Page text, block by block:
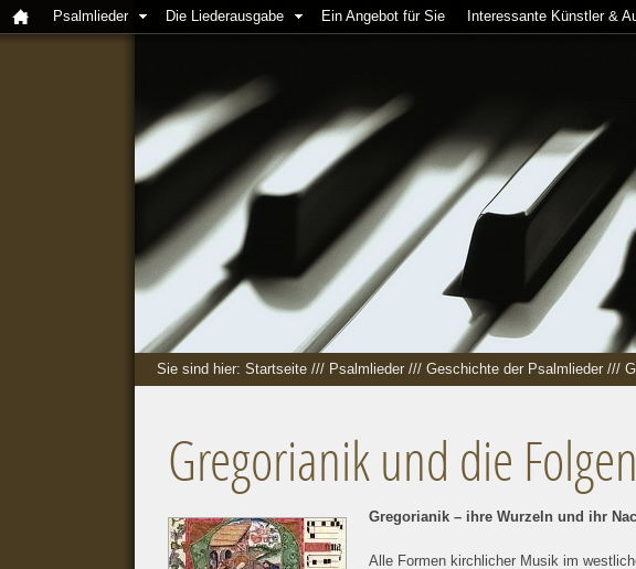
Psalmlieder Die Liederausgabe Ein Angebot für Sie Interessante Künstler &
Sie sind hier: Startseite /// Psalmlieder /// Geschichte der Psalmlieder ///
Gregorianik und die Folgen
Gregorianik – ihre Wurzeln und ihr
Alle Formen kirchlicher Musik im